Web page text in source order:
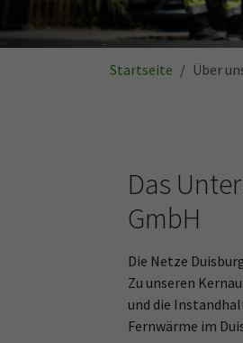
Startseite Über
Das
GmbH
Die Netze
Zu unseren
und die
Fernwärme im